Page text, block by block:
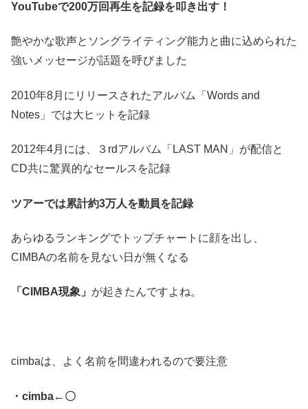
YouTubeで200万回再生を記録を叩き出す！
艶やかな歌声とソングライティング能力と曲に込められた
強いメッセージが話題を呼びました
2010年8月にリリースされたアルバム「Words and
Notes」では大ヒットを記録
2012年4月には、３rdアルバム「LAST MAN」が配信と
CD共に驚異的なセールスを記録
ツアーでは累計約3万人を動員を記録
あらゆるランキングでトップチャートに顔を出し、
CIMBAの名前を見ない日が無くなる
「CIMBA現象」 が起きたんですよね。
cimbaは、よく名前を間違われるので要注意
・cimba←〇